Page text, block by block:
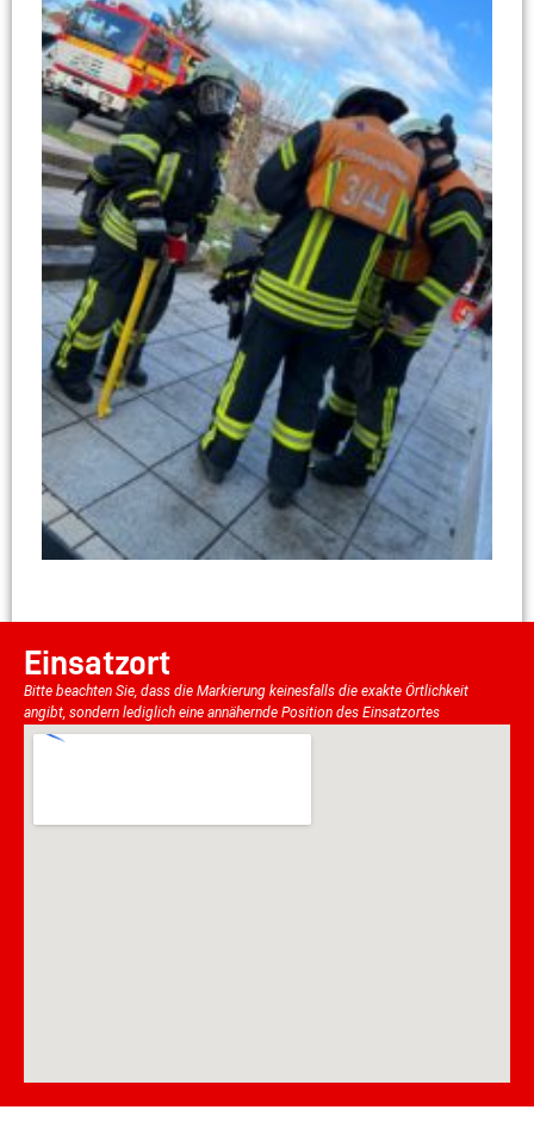
Einsatzort
Bitte beachten Sie, dass die Markierung keinesfalls die exakte Örtlichkeit
angibt, sondern lediglich eine annähernde Position des Einsatzortes